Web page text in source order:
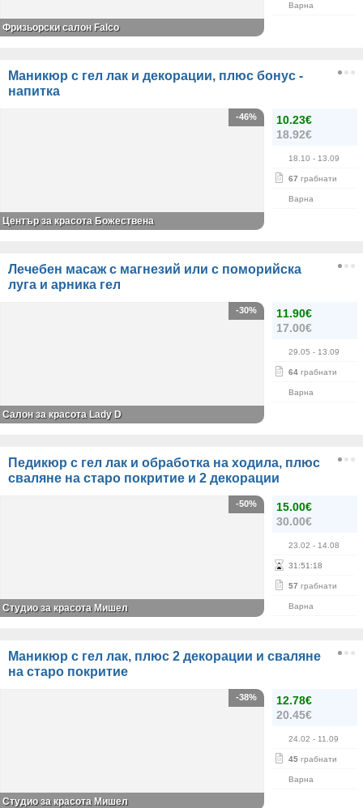
Варна
Фризьорски салон Falco
Маникюр с гел лак и декорации, плюс бонус -
напитка
10.23€
18.92€
18.10 - 13.09
67 грабнати
Варна
-46%
Център за красота Божествена
Лечебен масаж с магнезий или с поморийска
луга и арника гел
11.90€
17.00€
29.05 - 13.09
64 грабнати
Варна
-30%
Салон за красота Lady D
Педикюр с гел лак и обработка на ходила, плюс
сваляне на старо покритие и 2 декорации
15.00€
30.00€
23.02 - 14.08
31 :51 :18
57 грабнати
Варна
-50%
Студио за красота Мишел
Маникюр с гел лак, плюс 2 декорации и сваляне
на старо покритие
12.78€
20.45€
24.02 - 11.09
45 грабнати
Варна
-38%
Студио за красота Мишел